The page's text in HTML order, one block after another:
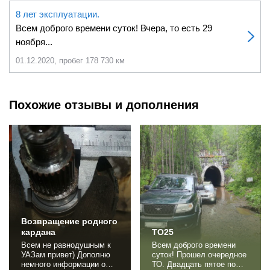
8 лет эксплуатации.
Всем доброго времени суток! Вчера, то есть 29
ноября...
01.12.2020, пробег 178 730 км
Похожие отзывы и дополнения
Возвращение родного
кардана
Всем не равнодушным к
УАЗам привет) Дополню
немного информации о
ТО25
Всем доброго времени
суток! Прошел очередное
ТО. Двадцать пятое по